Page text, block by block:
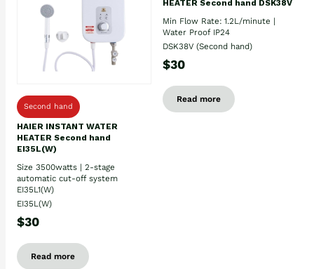
Second hand
HAIER INSTANT WATER
HEATER Second hand
EI35L(W)
Size 3500watts | 2-stage
automatic cut-off system
EI35L1(W)
EI35L(W)
$30
Read more
HEATER Second hand DSK38V
Min Flow Rate: 1.2L/minute |
Water Proof IP24
DSK38V (Second hand)
$30
Read more